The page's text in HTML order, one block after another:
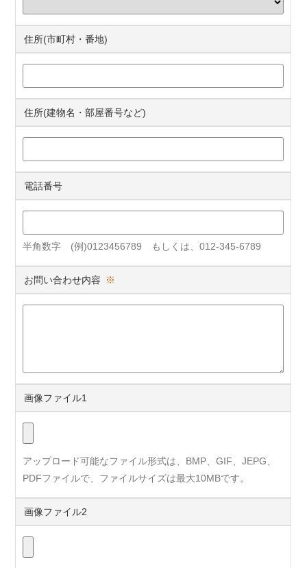
住所(市町村・番地)
住所(建物名・部屋番号など)
電話番号
半角数字 (例)0123456789 もしくは、012-345-6789
お問い合わせ内容 ※
画像ファイル1
アップロード可能なファイル形式は、BMP、GIF、JEPG、
PDFファイルで、ファイルサイズは最大10MBです。
画像ファイル2